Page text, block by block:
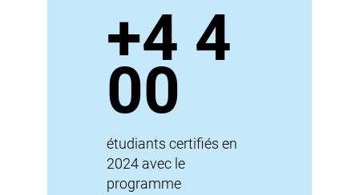
+4 4
00
étudiants certifiés en
2024 avec le
programme